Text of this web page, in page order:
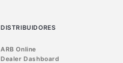
DISTRIBUIDORES
ARB Online
Dealer Dashboard